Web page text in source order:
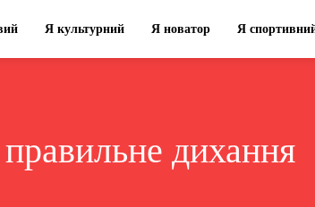
Я культурний Я новатор Я
правильне дихання